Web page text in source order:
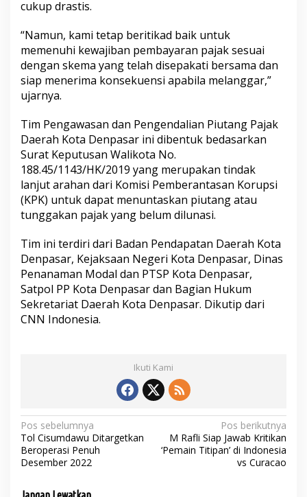
cukup drastis.
“Namun, kami tetap beritikad baik untuk
memenuhi kewajiban pembayaran pajak sesuai
dengan skema yang telah disepakati bersama dan
siap menerima konsekuensi apabila melanggar,”
ujarnya.
Tim Pengawasan dan Pengendalian Piutang Pajak
Daerah Kota Denpasar ini dibentuk bedasarkan
Surat Keputusan Walikota No.
188.45/1143/HK/2019 yang merupakan tindak
lanjut arahan dari Komisi Pemberantasan Korupsi
(KPK) untuk dapat menuntaskan piutang atau
tunggakan pajak yang belum dilunasi.
Tim ini terdiri dari Badan Pendapatan Daerah Kota
Denpasar, Kejaksaan Negeri Kota Denpasar, Dinas
Penanaman Modal dan PTSP Kota Denpasar,
Satpol PP Kota Denpasar dan Bagian Hukum
Sekretariat Daerah Kota Denpasar. Dikutip dari
CNN Indonesia.
Ikuti Kami
N
a
v
i
Pos sebelumnya
Tol Cisumdawu Ditargetkan
Beroperasi Penuh
Desember 2022
Pos berikutnya
M Rafli Siap Jawab Kritikan
‘Pemain Titipan’ di Indonesia
vs Curacao